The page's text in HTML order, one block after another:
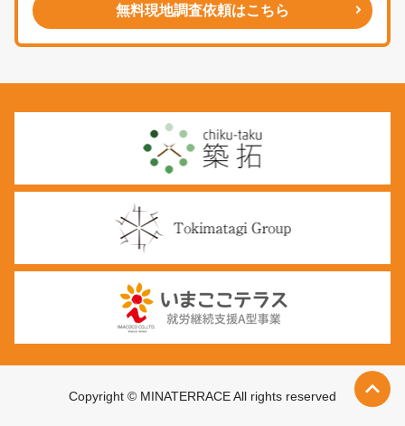
無料現地調査依頼はこちら
Copyright © MINATERRACE All rights reserved keyboard_arrow_up